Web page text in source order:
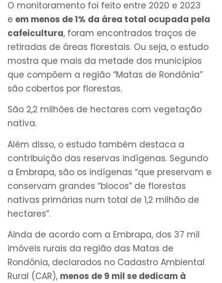
O monitoramento foi feito entre 2020 e 2023
e em menos de 1% da área total ocupada pela
cafeicultura, foram encontrados traços de
retiradas de áreas florestais. Ou seja, o estudo
mostra que mais da metade dos municípios
que compõem a região “Matas de Rondônia”
são cobertos por florestas.
São 2,2 milhões de hectares com vegetação
nativa.
Além disso, o estudo também destaca a
contribuição das reservas indígenas. Segundo
a Embrapa, são os indígenas “que preservam e
conservam grandes “blocos” de florestas
nativas primárias num total de 1,2 milhão de
hectares”.
Ainda de acordo com a Embrapa, dos 37 mil
imóveis rurais da região das Matas de
Rondônia, declarados no Cadastro Ambiental
Rural (CAR), menos de 9 mil se dedicam à